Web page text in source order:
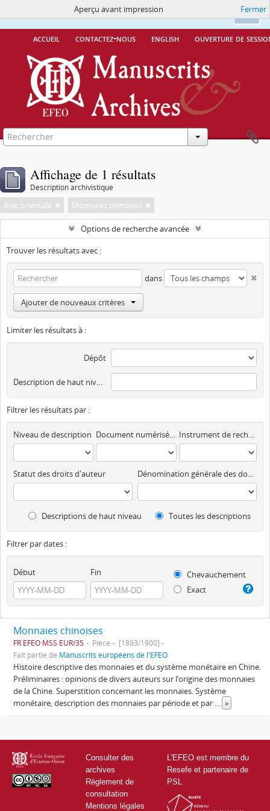
Ok
Ce site utilise des cookiesMore Info.
accueil contactez-nous english ouverture de
Aperçu avant impression Fermer
Affichage de 1 résultats
Description archivistique
Asie orientale Monnaies chinoises
Options de recherche avancée
Trouver les résultats avec :
dans
Ajouter de nouveaux critères
Limiter les résultats à :
Dépôt
Description de haut niveau
Filtrer les résultats par :
Niveau de description Document numérisé disponible Instrument de recherche
Statut des droits d'auteur Dénomination générale des documents
Descriptions de haut niveau Toutes les descriptions
Filtrer par dates :
Début Fin
Chevauchement
Exact
Monnaies chinoises
FR EFEO MSS EUR/35 Pièce
[1893/1900]
Fait partie de Manuscrits européens de l'EFEO
Histoire descriptive des monnaies et du système monétaire en Chine.
Préliminaires : opinions de divers auteurs sur l’origine des monnaies
de la Chine. Superstition concernant les monnaies. Système
monétaire, description des monnaies par période et par ... »
Consulter des
archives
Règlement de
consultation
Mentions légales
L'EFEO est membre du
Resefe et partenaire de
PSL